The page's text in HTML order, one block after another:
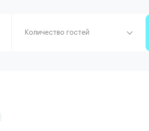
Количество гостей